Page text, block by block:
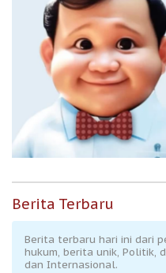
Berita Terbaru
Berita terbaru hari ini dari
hukum, berita unik, Politik,
dan Internasional.